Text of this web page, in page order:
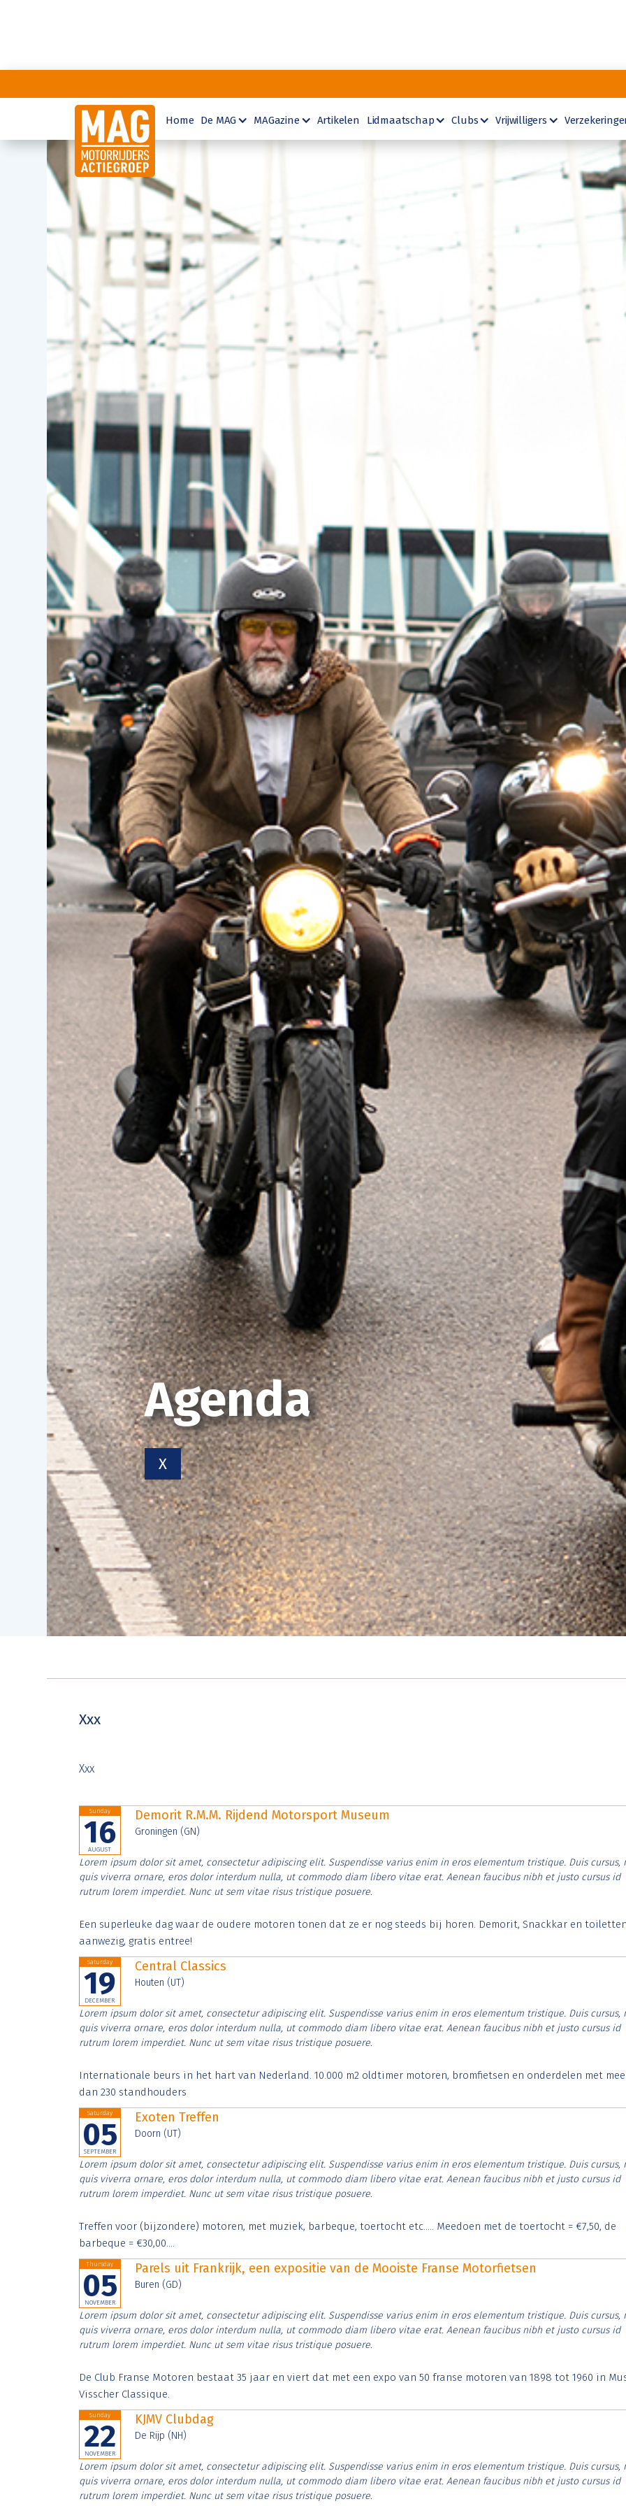
Home De MAG MAGazine Artikelen Lidmaatschap Clubs Vrijwilligers
Agenda
X
Xxx
Xxx
Sunday
16
AUGUST
Demorit R.M.M. Rijdend Motorsport Museum
Groningen (GN)
Lorem ipsum dolor sit amet, consectetur adipiscing elit. Suspendisse varius enim in eros elementum tristique. Duis cursus,
quis viverra ornare, eros dolor interdum nulla, ut commodo diam libero vitae erat. Aenean faucibus nibh et justo cursus id
rutrum lorem imperdiet. Nunc ut sem vitae risus tristique posuere.
Een superleuke dag waar de oudere motoren tonen dat ze er nog steeds bij horen. Demorit, Snackkar en
aanwezig, gratis entree!
Saturday
19
DECEMBER
Central Classics
Houten (UT)
Lorem ipsum dolor sit amet, consectetur adipiscing elit. Suspendisse varius enim in eros elementum tristique. Duis cursus,
quis viverra ornare, eros dolor interdum nulla, ut commodo diam libero vitae erat. Aenean faucibus nibh et justo cursus id
rutrum lorem imperdiet. Nunc ut sem vitae risus tristique posuere.
Internationale beurs in het hart van Nederland. 10.000 m2 oldtimer motoren, bromfietsen en onderdelen met
dan 230 standhouders
Saturday
05
SEPTEMBER
Exoten Treffen
Doorn (UT)
Lorem ipsum dolor sit amet, consectetur adipiscing elit. Suspendisse varius enim in eros elementum tristique. Duis cursus,
quis viverra ornare, eros dolor interdum nulla, ut commodo diam libero vitae erat. Aenean faucibus nibh et justo cursus id
rutrum lorem imperdiet. Nunc ut sem vitae risus tristique posuere.
Treffen voor (bijzondere) motoren, met muziek, barbeque, toertocht etc..... Meedoen met de toertocht = €7,50, de
barbeque = €30,00....
Thursday
05
NOVEMBER
Parels uit Frankrijk, een expositie van de Mooiste Franse Motorfietsen
Buren (GD)
Lorem ipsum dolor sit amet, consectetur adipiscing elit. Suspendisse varius enim in eros elementum tristique. Duis cursus,
quis viverra ornare, eros dolor interdum nulla, ut commodo diam libero vitae erat. Aenean faucibus nibh et justo cursus id
rutrum lorem imperdiet. Nunc ut sem vitae risus tristique posuere.
De Club Franse Motoren bestaat 35 jaar en viert dat met een expo van 50 franse motoren van 1898 tot 1960 in
Visscher Classique.
Sunday
22
NOVEMBER
KJMV Clubdag
De Rijp (NH)
Lorem ipsum dolor sit amet, consectetur adipiscing elit. Suspendisse varius enim in eros elementum tristique. Duis cursus,
quis viverra ornare, eros dolor interdum nulla, ut commodo diam libero vitae erat. Aenean faucibus nibh et justo cursus id
rutrum lorem imperdiet. Nunc ut sem vitae risus tristique posuere.